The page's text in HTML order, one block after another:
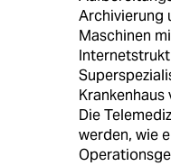
Archivierung
Maschinen
Krankenhaus
Die
werden, wie